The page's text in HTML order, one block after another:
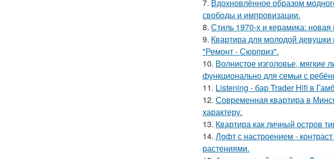
7. Вдохновлённое образом
свободы и импровизации.
8. Стиль 1970-х и керамика:
9. Квартира для молодой девушки
"Ремонт - Сюрприз".
10. Волнистое изголовье, мягкие
функционально для семьи с
11. Listening - бар Trader Hifi в
12. Современная квартира в
характеру.
13. Квартира как личный остров
14. Лофт с настроением -
растениями.